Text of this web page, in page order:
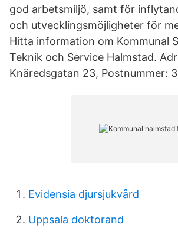
god arbetsmiljö, samt för
och utvecklingsmöjligheter för
Hitta information om Kommunal
Teknik och Service Halmstad.
Knäredsgatan 23, Postnummer:
Evidensia djursjukvård
Uppsala doktorand